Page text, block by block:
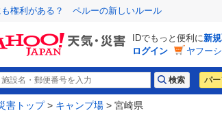
も権利がある？ ペルーの新しいルール
IDでもっと便利に新
ログイン
ヤフー
パー
害トップ> キャンプ場 > 宮崎県